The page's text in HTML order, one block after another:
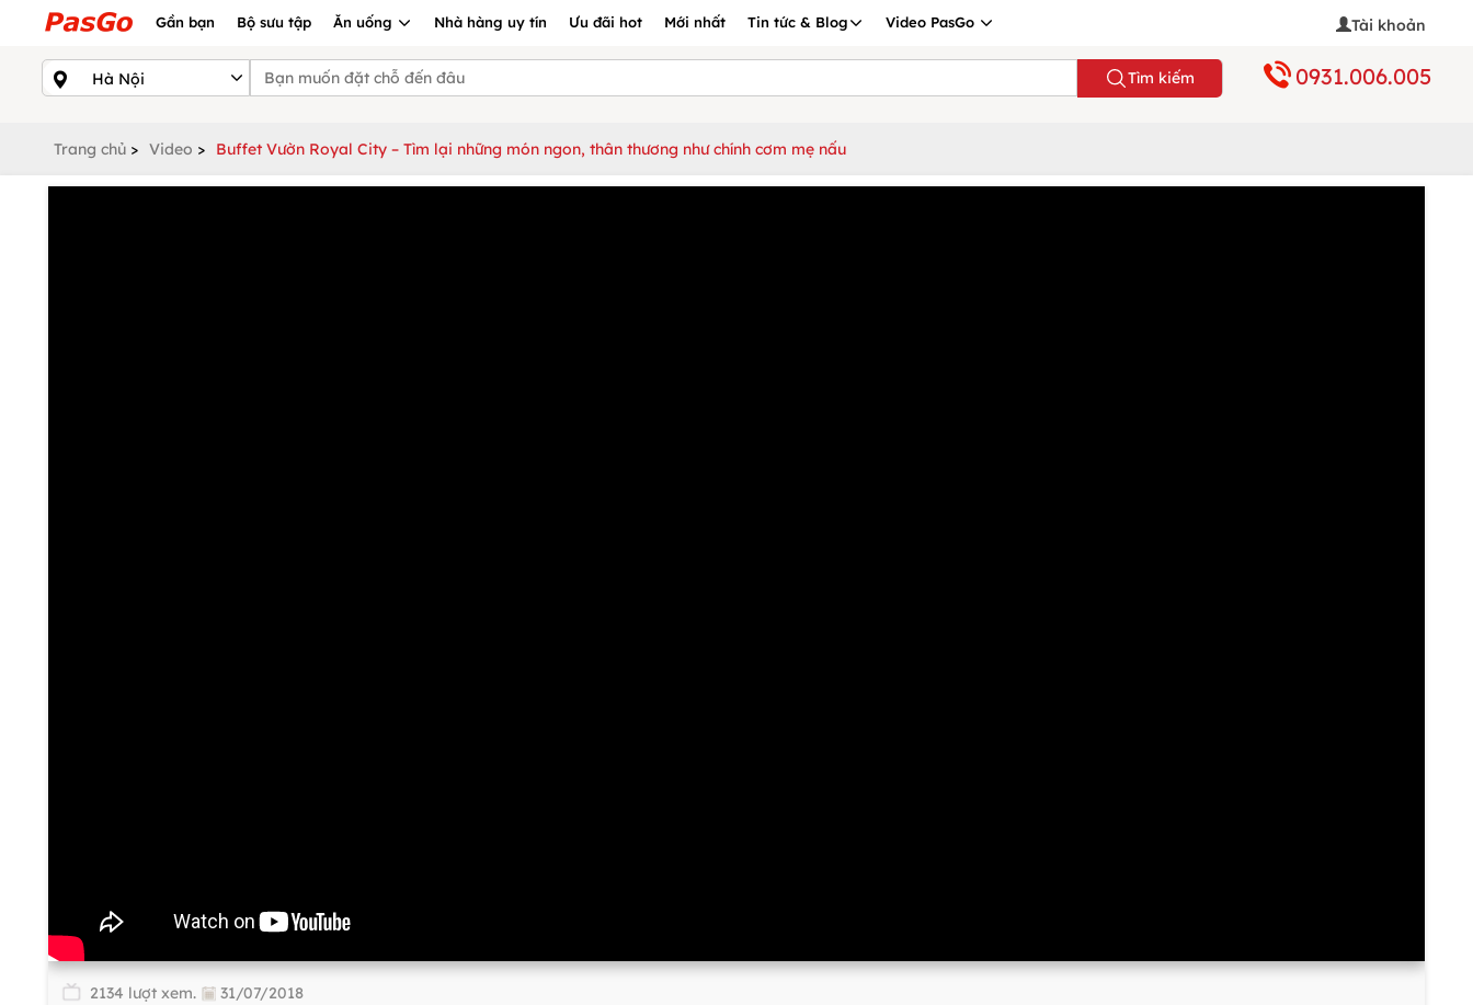
Gần bạn Bộ sưu tập Ăn uống Nhà hàng uy tín Ưu đãi hot Mới nhất Tin tức & Blog Video PasGo Tài khoản
Tìm kiếm 0931.006.005
Trang chủ > Video > Buffet Vườn Royal City – Tìm lại những món ngon, thân thương như chính cơm mẹ nấu
2134 lượt xem. 31/07/2018